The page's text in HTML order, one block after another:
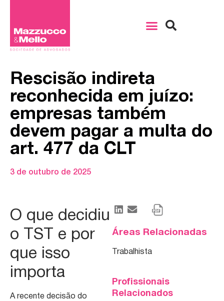
Rescisão indireta
reconhecida em juízo:
empresas também
devem pagar a multa do
art. 477 da CLT
3 de outubro de 2025
O que decidiu
o TST e por
que isso
importa
A recente decisão do
Áreas Relacionadas
Trabalhista
Profissionais
Relacionados